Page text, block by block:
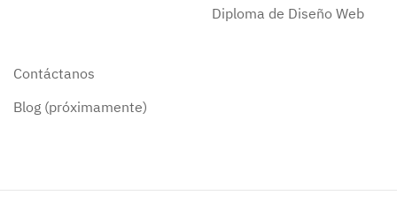
Diploma de Diseño Web
Contáctanos
Blog (próximamente)